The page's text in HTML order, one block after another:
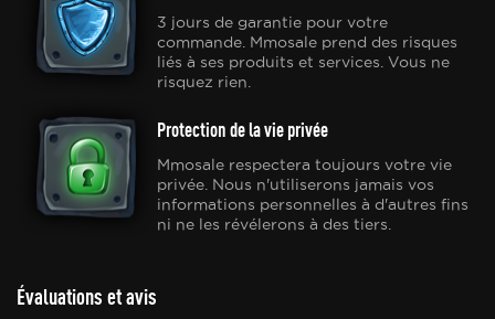
3 jours de garantie pour votre
commande. Mmosale prend des risques
liés à ses produits et services. Vous ne
risquez rien.
Protection de la vie privée
Mmosale respectera toujours votre vie
privée. Nous n'utiliserons jamais vos
informations personnelles à d'autres fins
ni ne les révélerons à des tiers.
Évaluations et avis